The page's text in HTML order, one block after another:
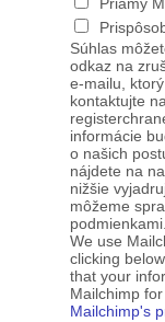
Súhlas
odkaz na
e-mailu,
kontaktujte
informácie
o našich
nájdete na
nižšie
môžeme
podmienkami.
We use
clicking
that your
Mailchimp
Mailchimp's